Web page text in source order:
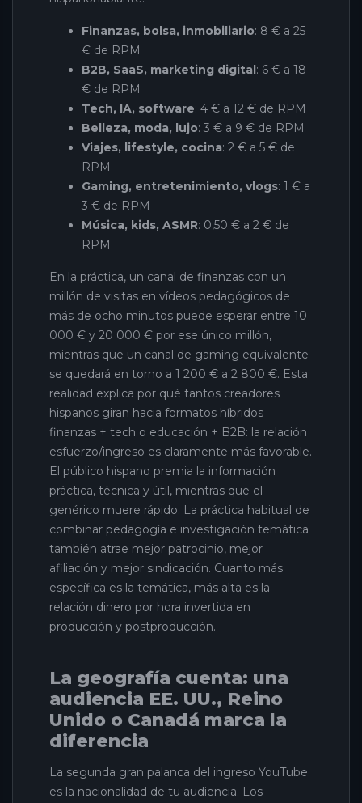
Finanzas, bolsa, inmobiliario: 8 € a 25
€ de RPM
B2B, SaaS, marketing digital: 6 € a 18
€ de RPM
Tech, IA, software: 4 € a 12 € de RPM
Belleza, moda, lujo: 3 € a 9 € de RPM
Viajes, lifestyle, cocina: 2 € a 5 € de
RPM
Gaming, entretenimiento, vlogs: 1 € a
3 € de RPM
Música, kids, ASMR: 0,50 € a 2 € de
RPM
En la práctica, un canal de finanzas con un
millón de visitas en vídeos pedagógicos de
más de ocho minutos puede esperar entre 10
000 € y 20 000 € por ese único millón,
mientras que un canal de gaming equivalente
se quedará en torno a 1 200 € a 2 800 €. Esta
realidad explica por qué tantos creadores
hispanos giran hacia formatos híbridos
finanzas + tech o educación + B2B: la relación
esfuerzo/ingreso es claramente más favorable.
El público hispano premia la información
práctica, técnica y útil, mientras que el
genérico muere rápido. La práctica habitual de
combinar pedagogía e investigación temática
también atrae mejor patrocinio, mejor
afiliación y mejor sindicación. Cuanto más
específica es la temática, más alta es la
relación dinero por hora invertida en
producción y postproducción.
La geografía cuenta: una
audiencia EE. UU., Reino
Unido o Canadá marca la
diferencia
La segunda gran palanca del ingreso YouTube
es la nacionalidad de tu audiencia. Los